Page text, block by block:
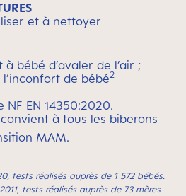
et à nettoyer
bébé d’avaler de l’air ;
de bébé2
EN 14350:2020.
à tous les biberons
MAM.
tests réalisés auprès de 1 572 bébés.
tests réalisés auprès de 73 mères